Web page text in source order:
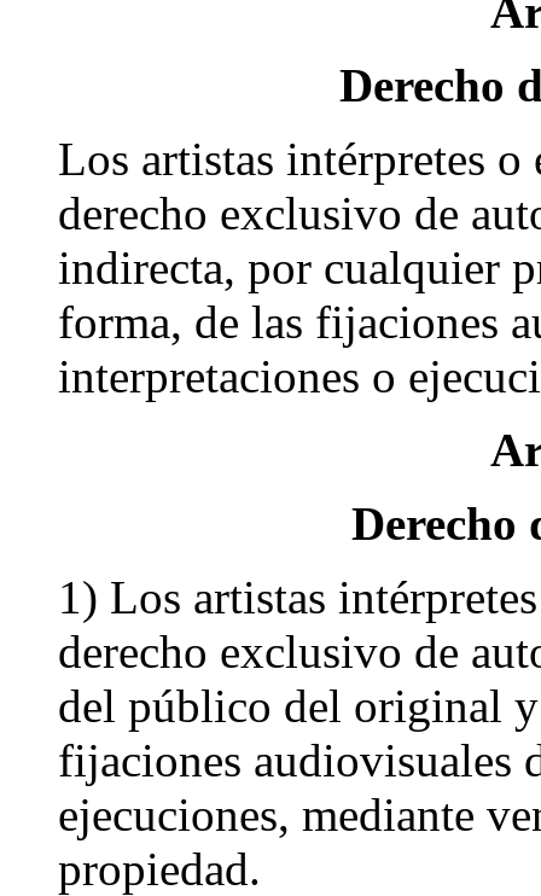
Derecho
Los artistas intérpretes o
derecho exclusivo de
indirecta, por cualquier
forma, de las fijaciones
interpretaciones o
Derecho
1) Los artistas
derecho exclusivo de
del público del original
fijaciones audiovisuales
ejecuciones, mediante
propiedad.